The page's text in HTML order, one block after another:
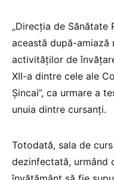
„Direcția de Sănătate
această după-amiază
activităților de
XII-a dintre cele ale
Șincai”, ca urmare a
unuia dintre cursanți.
Totodată, sala de
dezinfectată, urmând